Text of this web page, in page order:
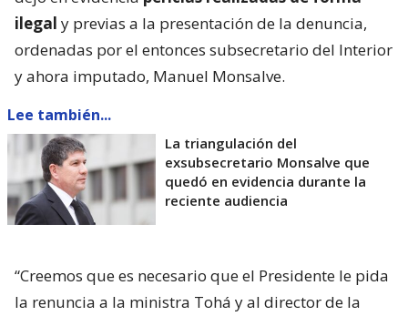
ilegal y previas a la presentación de la denuncia,
ordenadas por el entonces subsecretario del Interior
y ahora imputado, Manuel Monsalve.
Lee también...
La triangulación del
exsubsecretario Monsalve que
quedó en evidencia durante la
reciente audiencia
“Creemos que es necesario que el Presidente le pida
la renuncia a la ministra Tohá y al director de la